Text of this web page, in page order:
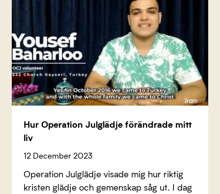
Hur Operation Julglädje förändrade mitt
liv
12 December 2023
Operation Julglädje visade mig hur riktig
kristen glädje och gemenskap såg ut. I dag